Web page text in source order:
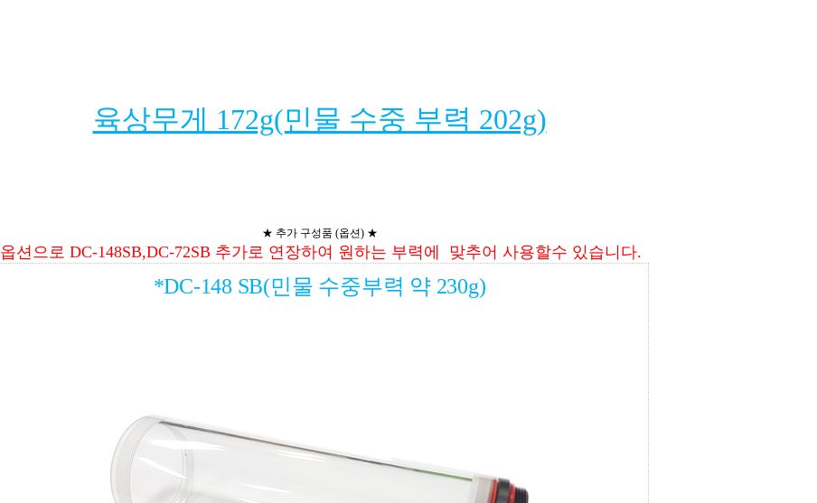
육상무게 172g(민물 수중 부력 202g)
★ 추가 구성품 (옵션) ★
옵션으로 DC-148SB,DC-72SB 추가로 연장하여 원하는 부력에 맞추어 사용할수 있습니다.
*DC-148 SB(민물 수중부력 약 230g)